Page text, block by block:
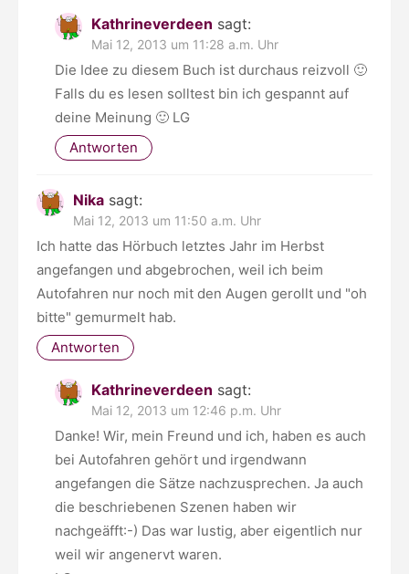
Kathrineverdeen sagt:
Mai 12, 2013 um 11:28 a.m. Uhr
Die Idee zu diesem Buch ist durchaus reizvoll 🙂
Falls du es lesen solltest bin ich gespannt auf
deine Meinung 🙂 LG
Antworten
Nika sagt:
Mai 12, 2013 um 11:50 a.m. Uhr
Ich hatte das Hörbuch letztes Jahr im Herbst
angefangen und abgebrochen, weil ich beim
Autofahren nur noch mit den Augen gerollt und "oh
bitte" gemurmelt hab.
Antworten
Kathrineverdeen sagt:
Mai 12, 2013 um 12:46 p.m. Uhr
Danke! Wir, mein Freund und ich, haben es auch
bei Autofahren gehört und irgendwann
angefangen die Sätze nachzusprechen. Ja auch
die beschriebenen Szenen haben wir
nachgeäfft:-) Das war lustig, aber eigentlich nur
weil wir angenervt waren.